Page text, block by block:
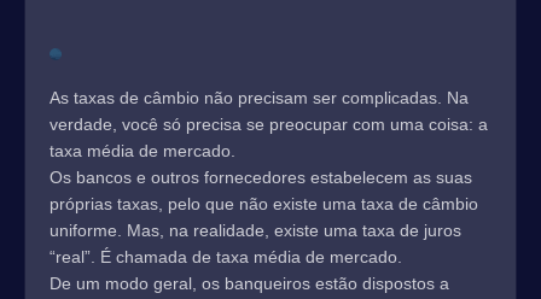
As taxas de câmbio não precisam ser complicadas. Na
verdade, você só precisa se preocupar com uma coisa: a
taxa média de mercado.
Os bancos e outros fornecedores estabelecem as suas
próprias taxas, pelo que não existe uma taxa de câmbio
uniforme. Mas, na realidade, existe uma taxa de juros
“real”. É chamada de taxa média de mercado.
De um modo geral, os banqueiros estão dispostos a